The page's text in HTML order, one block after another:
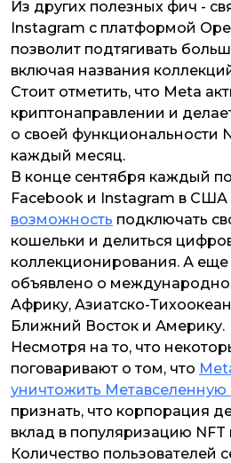
Из других полезных фич -
Instagram с платформой
позволит подтягивать
включая названия
Стоит отметить, что Meta
криптонаправлении и
о своей функциональности
каждый месяц.
В конце сентября каждый
Facebook и Instagram в США
возможность подключать
кошельки и делиться
коллекционирования. А еще
объявлено о
Африку, Азиатско-
Ближний Восток и Америку.
Несмотря на то, что
поговаривают о том, что
уничтожить Метавселенную
признать, что корпорация
вклад в популяризацию NFT
Количество пользователей